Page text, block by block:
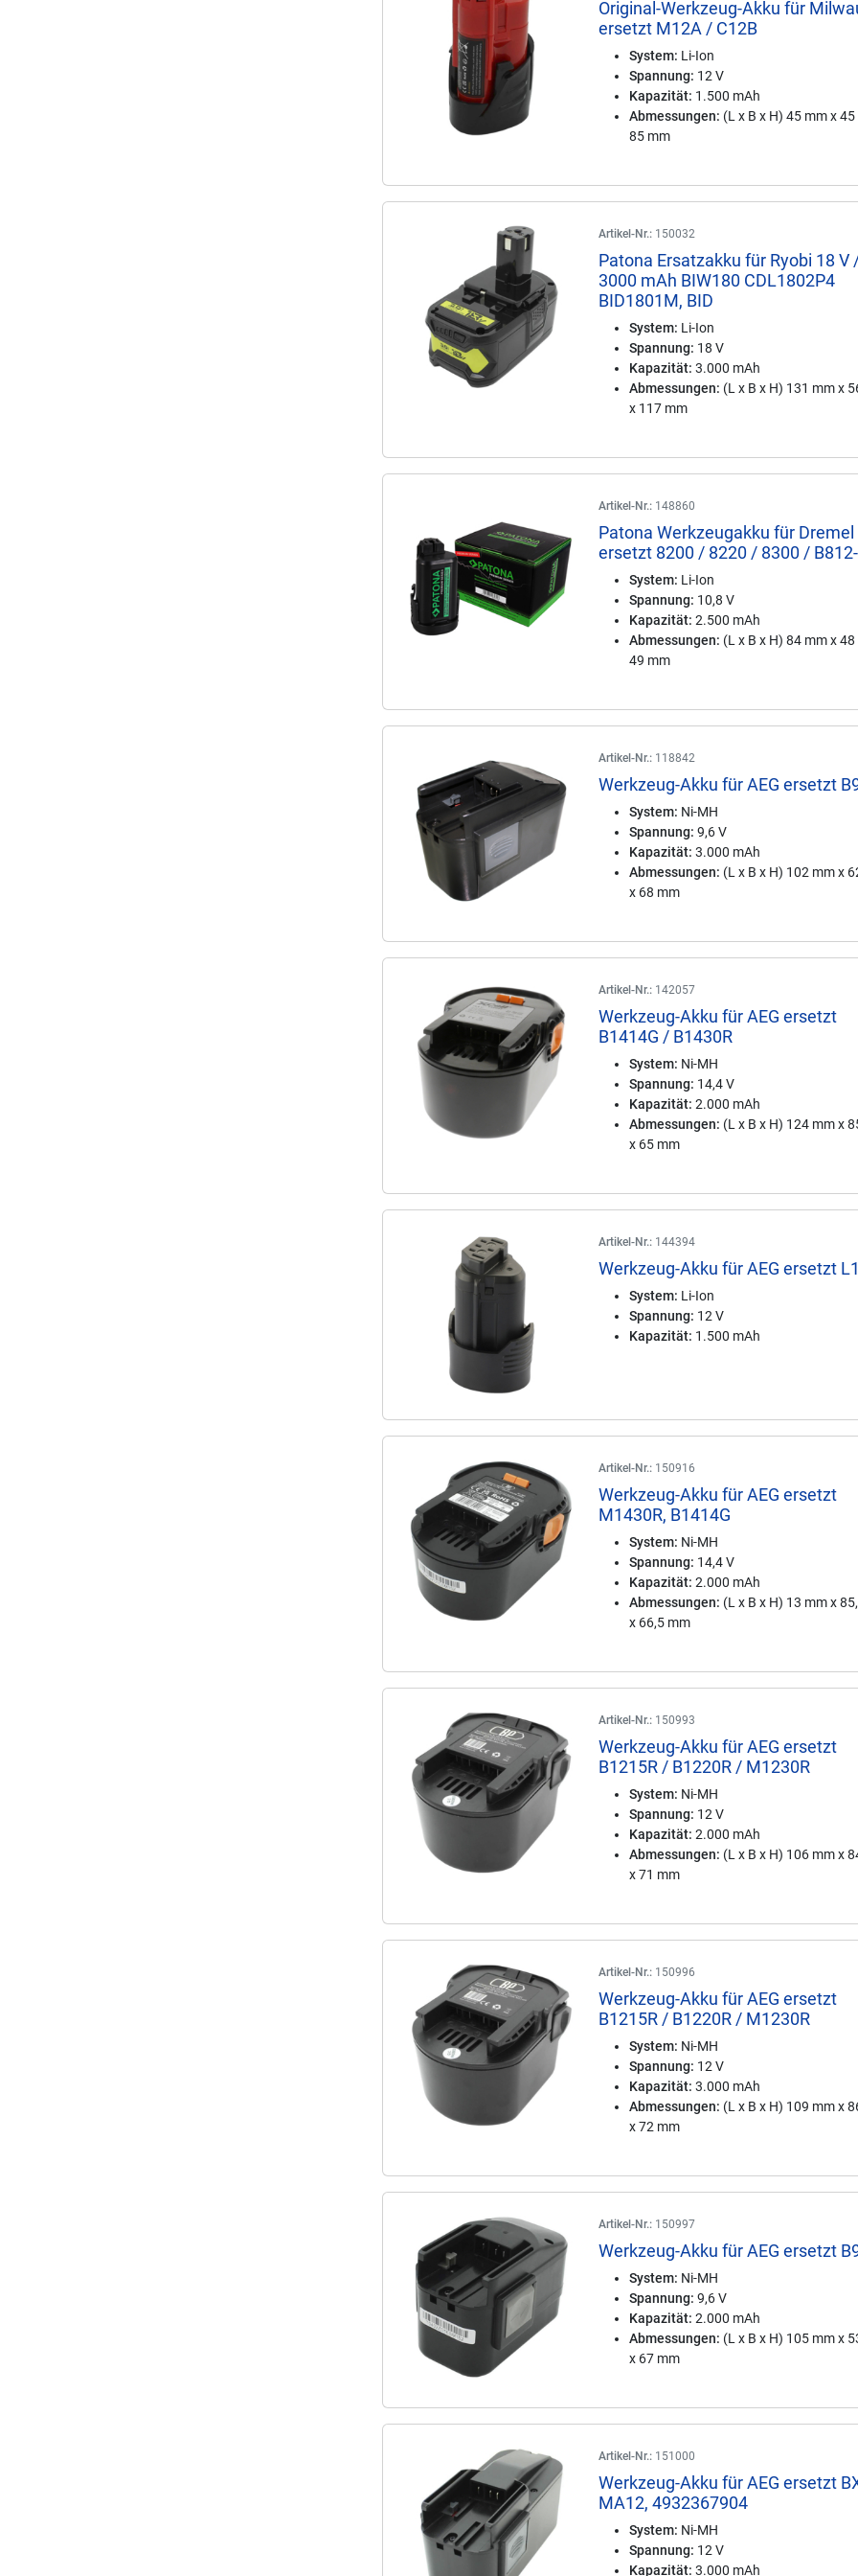
Original-Werkzeug-Akku für
ersetzt M12A / C12B
System: Li-Ion
Spannung: 12 V
Kapazität: 1.500 mAh
Abmessungen: (L x B x H) 45 mm x
85 mm
Artikel-Nr.: 150032
Patona Ersatzakku für Ryobi 18 V
3000 mAh BIW180 CDL1802P4
BID1801M, BID
System: Li-Ion
Spannung: 18 V
Kapazität: 3.000 mAh
Abmessungen: (L x B x H) 131 mm x
x 117 mm
Artikel-Nr.: 148860
Patona Werkzeugakku für Dremel
ersetzt 8200 / 8220 / 8300 /
System: Li-Ion
Spannung: 10,8 V
Kapazität: 2.500 mAh
Abmessungen: (L x B x H) 84 mm x
49 mm
Artikel-Nr.: 118842
Werkzeug-Akku für AEG ersetzt
System: Ni-MH
Spannung: 9,6 V
Kapazität: 3.000 mAh
Abmessungen: (L x B x H) 102 mm x
x 68 mm
Artikel-Nr.: 142057
Werkzeug-Akku für AEG ersetzt
B1414G / B1430R
System: Ni-MH
Spannung: 14,4 V
Kapazität: 2.000 mAh
Abmessungen: (L x B x H) 124 mm x
x 65 mm
Artikel-Nr.: 144394
Werkzeug-Akku für AEG ersetzt
System: Li-Ion
Spannung: 12 V
Kapazität: 1.500 mAh
Artikel-Nr.: 150916
Werkzeug-Akku für AEG ersetzt
M1430R, B1414G
System: Ni-MH
Spannung: 14,4 V
Kapazität: 2.000 mAh
Abmessungen: (L x B x H) 13 mm x
x 66,5 mm
Artikel-Nr.: 150993
Werkzeug-Akku für AEG ersetzt
B1215R / B1220R / M1230R
System: Ni-MH
Spannung: 12 V
Kapazität: 2.000 mAh
Abmessungen: (L x B x H) 106 mm x
x 71 mm
Artikel-Nr.: 150996
Werkzeug-Akku für AEG ersetzt
B1215R / B1220R / M1230R
System: Ni-MH
Spannung: 12 V
Kapazität: 3.000 mAh
Abmessungen: (L x B x H) 109 mm x
x 72 mm
Artikel-Nr.: 150997
Werkzeug-Akku für AEG ersetzt
System: Ni-MH
Spannung: 9,6 V
Kapazität: 2.000 mAh
Abmessungen: (L x B x H) 105 mm x
x 67 mm
Artikel-Nr.: 151000
Werkzeug-Akku für AEG ersetzt
MA12, 4932367904
System: Ni-MH
Spannung: 12 V
Kapazität: 3.000 mAh